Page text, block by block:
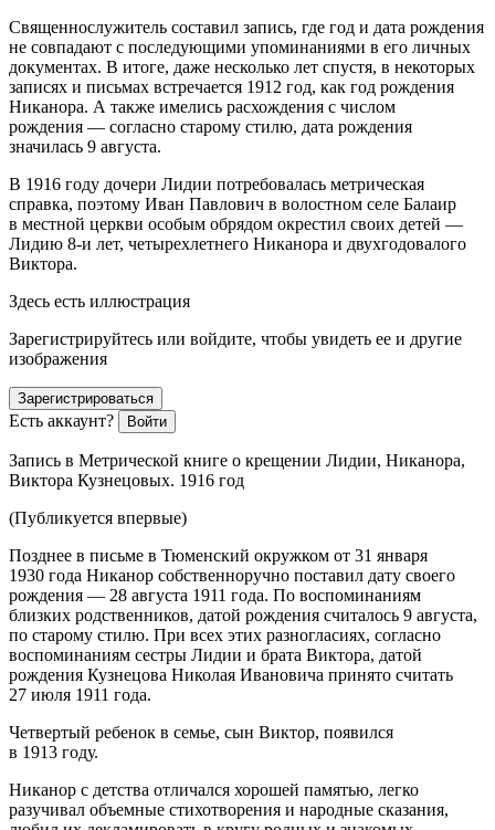
Священнослужитель составил запись, где год и дата рождения
не совпадают с последующими упоминаниями в его личных
документах. В итоге, даже несколько лет спустя, в некоторых
записях и письмах встречается 1912 год, как год рождения
Никанора. А также имелись расхождения с числом
рождения — согласно старому стилю, дата рождения
значилась 9 августа.
В 1916 году дочери Лидии потребовалась метрическая
справка, поэтому Иван Павлович в волостном селе Балаир
в местной церкви особым обрядом окрестил своих детей —
Лидию 8-и лет, четырехлетнего Никанора и двухгодовалого
Виктора.
Здесь есть иллюстрация
Зарегистрируйтесь или войдите, чтобы увидеть ее и другие
изображения
Зарегистрироваться
Есть аккаунт? Войти
Запись в Метрической книге о крещении Лидии, Никанора,
Виктора Кузнецовых. 1916 год
(Публикуется впервые)
Позднее в письме в Тюменский окружком от 31 января
1930 года Никанор собственноручно поставил дату своего
рождения — 28 августа 1911 года. По воспоминаниям
близких родственников, датой рождения считалось 9 августа,
по старому стилю. При всех этих разногласиях, согласно
воспоминаниям сестры Лидии и брата Виктора, датой
рождения Кузнецова Николая Ивановича принято считать
27 июля 1911 года.
Четвертый ребенок в семье, сын Виктор, появился
в 1913 году.
Никанор с детства отличался хорошей памятью, легко
разучивал объемные стихотворения и народные сказания,